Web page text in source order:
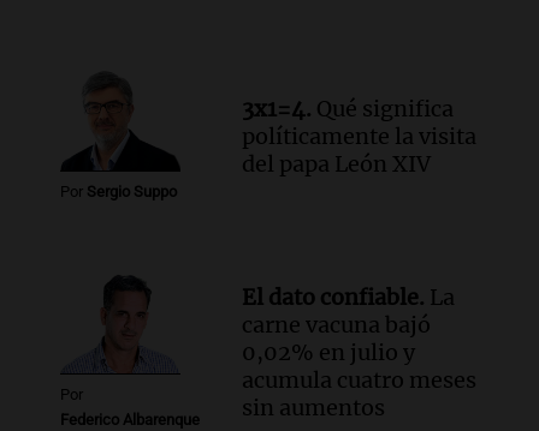
Por Sergio Suppo
3x1=4. Qué significa
políticamente la visita
del papa León XIV
Por
Federico Albarenque
El dato confiable. La
carne vacuna bajó
0,02% en julio y
acumula cuatro meses
sin aumentos